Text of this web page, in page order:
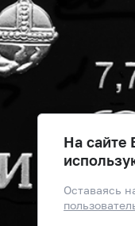
На сайте
Оставаясь